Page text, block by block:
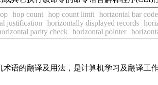
hop count hop count limit horizontal bar code
justification horizontally displayed records
parity check horizontal pointer
语的翻译及用法，是计算机学习及翻译工作